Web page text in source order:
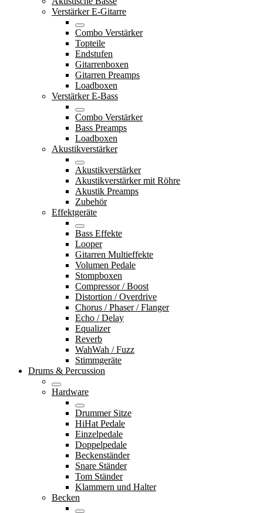
Verstärker E-Gitarre
Combo Verstärker
Topteile
Endstufen
Gitarrenboxen
Gitarren Preamps
Loadboxen
Verstärker E-Bass
Combo Verstärker
Bass Preamps
Loadboxen
Akustikverstärker
Akustikverstärker
Akustikverstärker mit Röhre
Akustik Preamps
Zubehör
Effektgeräte
Bass Effekte
Looper
Gitarren Multieffekte
Volumen Pedale
Stompboxen
Compressor / Boost
Distortion / Overdrive
Chorus / Phaser / Flanger
Echo / Delay
Equalizer
Reverb
WahWah / Fuzz
Stimmgeräte
Drums & Percussion
Hardware
Drummer Sitze
HiHat Pedale
Einzelpedale
Doppelpedale
Beckenständer
Snare Ständer
Tom Ständer
Klammern und Halter
Becken